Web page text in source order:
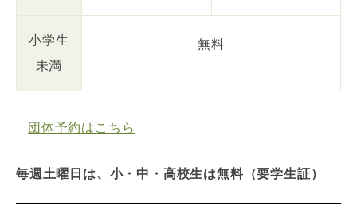
小学生
未満
無料
団体予約はこちら
毎週土曜日は、小・中・高校生は無料（要学生証）